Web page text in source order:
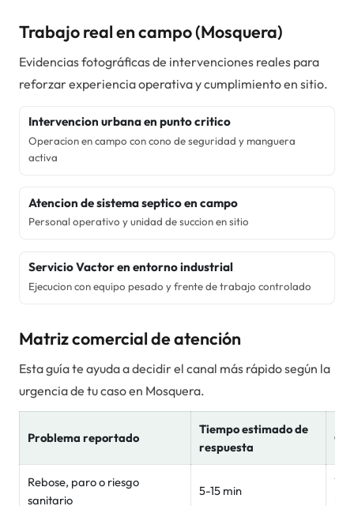
Trabajo real en campo (Mosquera)
Evidencias fotográficas de intervenciones reales para
reforzar experiencia operativa y cumplimiento en sitio.
Intervencion urbana en punto critico
Operacion en campo con cono de seguridad y manguera
activa
Atencion de sistema septico en campo
Personal operativo y unidad de succion en sitio
Servicio Vactor en entorno industrial
Ejecucion con equipo pesado y frente de trabajo controlado
Matriz comercial de atención
Esta guía te ayuda a decidir el canal más rápido según la
urgencia de tu caso en Mosquera.
Problema reportado
Tiempo estimado de
respuesta
Rebose, paro o riesgo
sanitario
5-15 min